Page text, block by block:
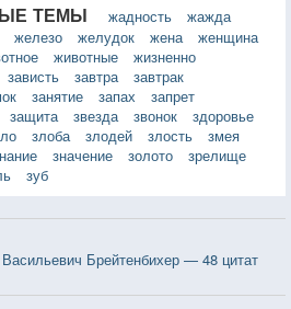
ТЕМЫ жадность
жажда
железо желудок жена
женщина
животные
жизненно
зависть завтра
завтрак
занятие запах
запрет
защита звезда звонок
здоровье
злоба злодей злость
змея
значение золото
зрелище
зуб
Брейтенбихер — 48 цитат